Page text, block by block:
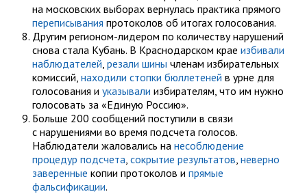
на московских выборах вернулась практика прямого
переписывания протоколов об итогах голосования.
Другим регионом-лидером по количеству нарушений
снова стала Кубань. В Краснодарском крае избивали
наблюдателей резали шины членам избирательных
комиссий, находили стопки бюллетеней в урне для
голосования и указывали избирателям, что им нужно
голосовать за «Единую Россию».
Больше 200 сообщений поступили в связи
с нарушениями во время подсчета голосов.
Наблюдатели жаловались на несоблюдение
процедур подсчета сокрытие результатов неверно
заверенные копии протоколов и прямые
фальсификации.